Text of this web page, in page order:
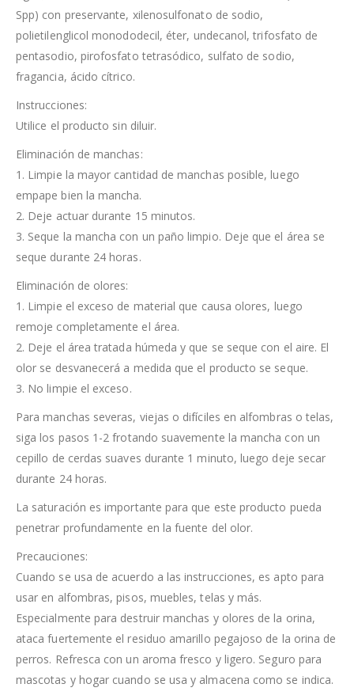
Spp) con preservante, xilenosulfonato de sodio,
polietilenglicol monododecil, éter, undecanol, trifosfato de
pentasodio, pirofosfato tetrasódico, sulfato de sodio,
fragancia, ácido cítrico.
Instrucciones:
Utilice el producto sin diluir.
Eliminación de manchas:
1. Limpie la mayor cantidad de manchas posible, luego
empape bien la mancha.
2. Deje actuar durante 15 minutos.
3. Seque la mancha con un paño limpio. Deje que el área se
seque durante 24 horas.
Eliminación de olores:
1. Limpie el exceso de material que causa olores, luego
remoje completamente el área.
2. Deje el área tratada húmeda y que se seque con el aire. El
olor se desvanecerá a medida que el producto se seque.
3. No limpie el exceso.
Para manchas severas, viejas o difíciles en alfombras o telas,
siga los pasos 1-2 frotando suavemente la mancha con un
cepillo de cerdas suaves durante 1 minuto, luego deje secar
durante 24 horas.
La saturación es importante para que este producto pueda
penetrar profundamente en la fuente del olor.
Precauciones:
Cuando se usa de acuerdo a las instrucciones, es apto para
usar en alfombras, pisos, muebles, telas y más.
Especialmente para destruir manchas y olores de la orina,
ataca fuertemente el residuo amarillo pegajoso de la orina de
perros. Refresca con un aroma fresco y ligero. Seguro para
mascotas y hogar cuando se usa y almacena como se indica.